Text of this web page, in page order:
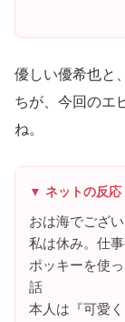
優しい優希也と
ちが、今回のエ
ね。
▼ ネットの反応
おは海でござ
私は休み。仕
ポッキーを使
話
本人は『可愛